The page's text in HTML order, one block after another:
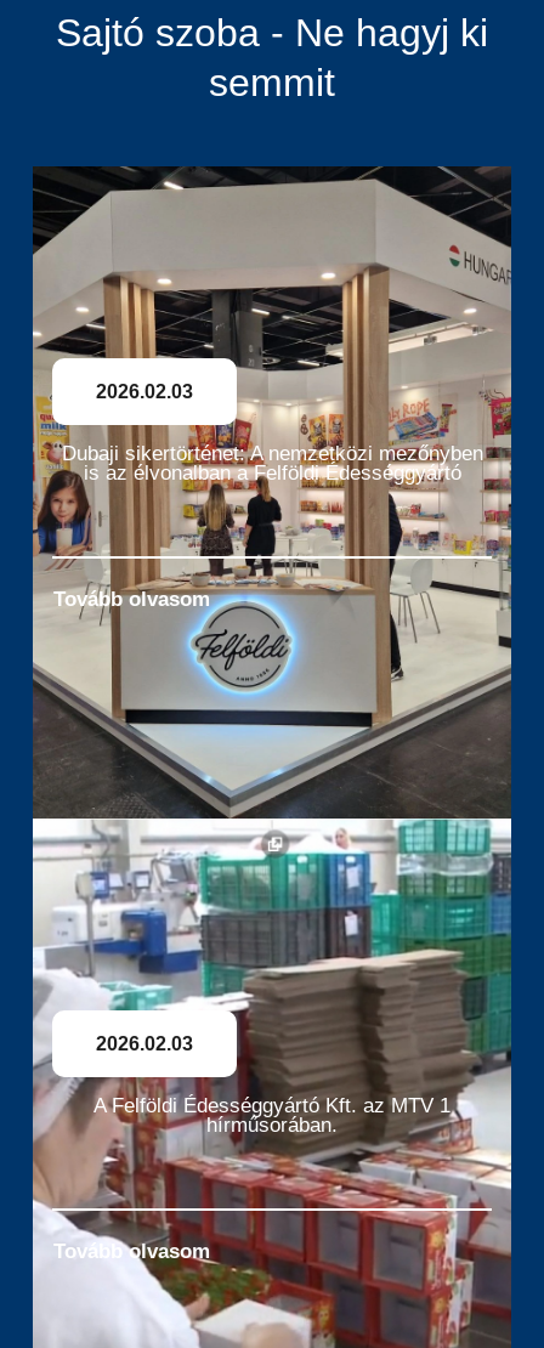
Sajtó szoba - Ne hagyj ki
semmit
2026.02.03
Dubaji sikertörténet: A nemzetközi mezőnyben
is az élvonalban a Felföldi Édességgyártó
Tovább olvasom
2026.02.03
A Felföldi Édességgyártó Kft. az MTV 1
hírműsorában.
Tovább olvasom